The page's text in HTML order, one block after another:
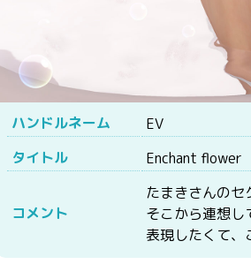
ハンドルネーム
EV
タイトル
Enchant
コメント
たまきさんの
そこから連想
表現したくて、